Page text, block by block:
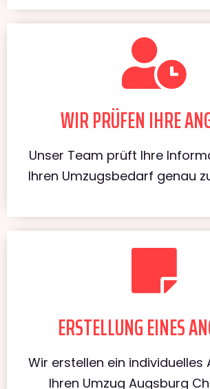
WIR PRÜFEN IHRE
Unser Team prüft Ihre
Ihren Umzugsbedarf genau
ERSTELLUNG EINES
Wir erstellen ein individuelles
Ihren Umzug Augsburg